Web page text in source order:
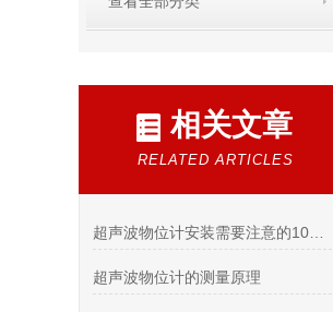
相关文章
RELATED ARTICLES
超声波物位计的测量原理